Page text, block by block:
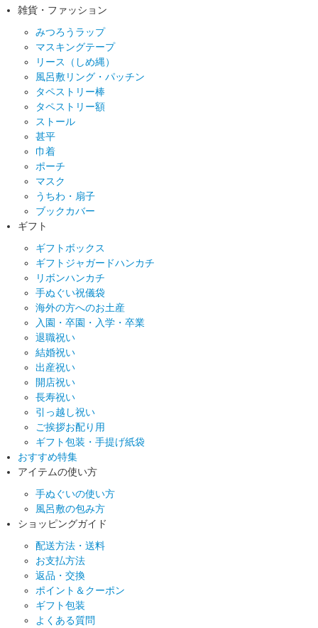
雑貨・ファッション
みつろうラップ
マスキングテープ
リース（しめ縄）
風呂敷リング・パッチン
タペストリー棒
タペストリー額
ストール
甚平
巾着
ポーチ
マスク
うちわ・扇子
ブックカバー
ギフト
ギフトボックス
ギフトジャガードハンカチ
リボンハンカチ
手ぬぐい祝儀袋
海外の方へのお土産
入園・卒園・入学・卒業
退職祝い
結婚祝い
出産祝い
開店祝い
長寿祝い
引っ越し祝い
ご挨拶お配り用
ギフト包装・手提げ紙袋
おすすめ特集
アイテムの使い方
手ぬぐいの使い方
風呂敷の包み方
ショッピングガイド
配送方法・送料
お支払方法
返品・交換
ポイント＆クーポン
ギフト包装
よくある質問